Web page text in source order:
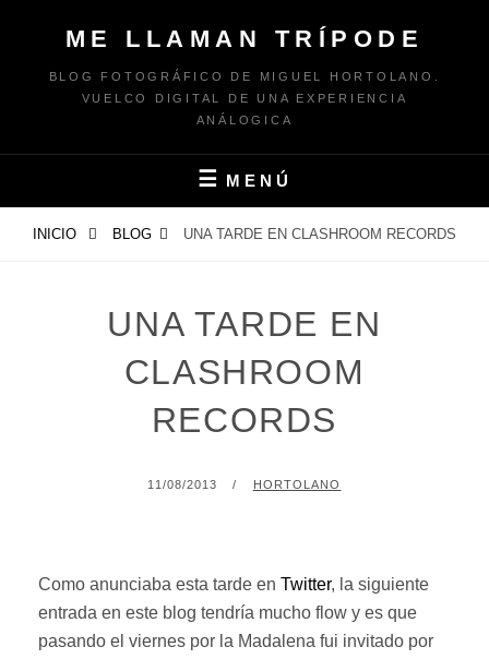
contenido
ME LLAMAN TRÍPODE
BLOG FOTOGRÁFICO DE MIGUEL HORTOLANO.
VUELCO DIGITAL DE UNA EXPERIENCIA
ANÁLOGICA
MENÚ
INICIO BLOG UNA TARDE EN CLASHROOM RECORDS
UNA TARDE EN
CLASHROOM
RECORDS
PUBLICADO
11/08/2013 POR
HORTOLANO
Como anunciaba esta tarde en Twitter, la siguiente
entrada en este blog tendría mucho flow y es que
pasando el viernes por la Madalena fui invitado por